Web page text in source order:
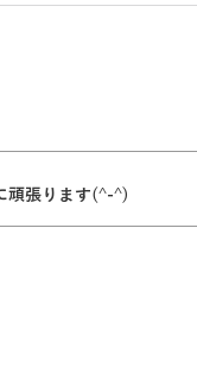
頑張ります(^-^)